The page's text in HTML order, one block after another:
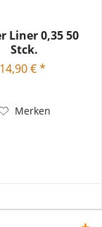
Liner 0,35 50
Stck.
14,90 € *
Merken